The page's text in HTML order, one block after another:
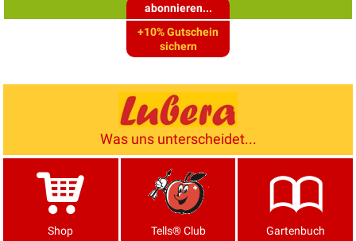
abonnieren...
+10% Gutschein
sichern
Was uns unterscheidet...
Shop Tells® Club Gartenbuch